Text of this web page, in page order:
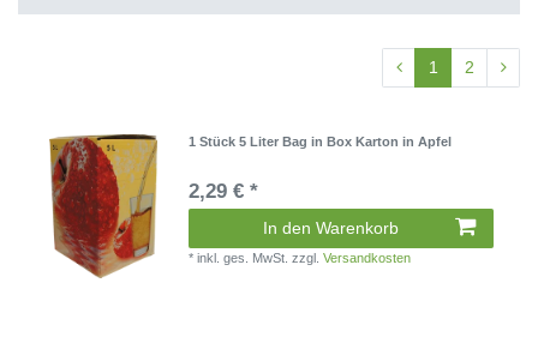
1 2
1 Stück 5 Liter Bag in Box Karton in Apfel
2,29 € *
In den Warenkorb
*inkl. ges. MwSt. zzgl.Versandkosten